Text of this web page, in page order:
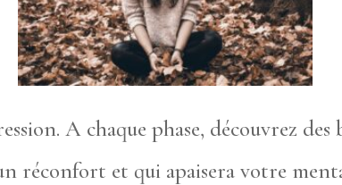
A chaque phase, découvrez
réconfort et qui apaisera votre